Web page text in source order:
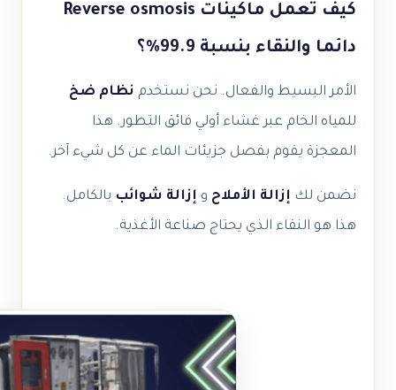
كيف تعمل ماكينات Reverse osmosis
دائما والنقاء بنسبة 99.9%؟
الأمر البسيط والفعال. نحن نستخدم نظام ضخ
للمياه الخام عبر غشاء أولي فائق التطور. هذا
المعجزة يقوم بفصل جزيئات الماء عن كل شيء آخر.
نضمن لك إزالة الأملاح و إزالة شوائب بالكامل.
هذا هو النقاء الذي يحتاج صناعة الأغذية.